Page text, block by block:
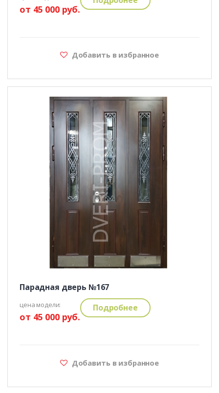
от 45 000 руб.
Добавить в избранное
Парадная дверь №167
цена модели:
от 45 000 руб.
Подробнее
Добавить в избранное